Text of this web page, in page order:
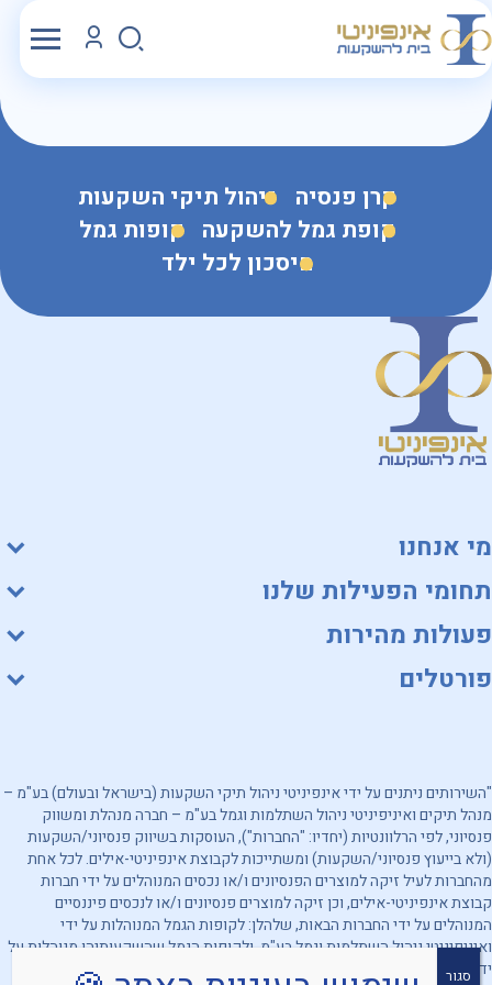
קרן פנסיה ניהול תיקי השקעות
קופת גמל להשקעה קופות גמל
חיסכון לכל ילד
מי אנחנו
תחומי הפעילות שלנו
פעולות מהירות
פורטלים
"השירותים ניתנים על ידי אינפיניטי ניהול תיקי השקעות (בישראל ובעולם) בע"מ –
מנהל תיקים ואיניפיניטי ניהול השתלמות וגמל בע"מ – חברה מנהלת ומשווק
פנסיוני, לפי הרלוונטיות (יחדיו: "החברות"), העוסקות בשיווק פנסיוני/השקעות
(ולא בייעוץ פנסיוני/השקעות) ומשתייכות לקבוצת אינפיניטי-אילים. לכל אחת
מהחברות לעיל זיקה למוצרים הפנסיונים ו/או נכסים המנוהלים על ידי חברות
קבוצת אינפיניטי-אילים, וכן זיקה למוצרים פנסיונים ו/או לנכסים פיננסיים
המנוהלים על ידי החברות הבאות, שלהלן: לקופות הגמל המנוהלות על ידי
ואיניפיניטי ניהול השתלמות וגמל בע"מ, ולקופות הגמל שהשקעותיהן מנוהלות על
ידי אינפיניטי ניהול תיקי השקעות (בישראל ובעולם) בע"מ. מובהר, כי החברות
סגור